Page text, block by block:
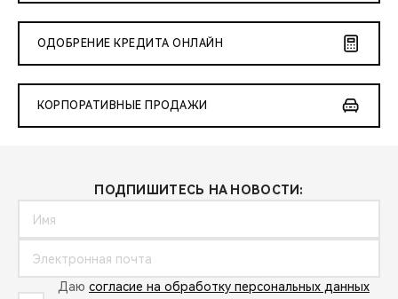
ОДОБРЕНИЕ КРЕДИТА ОНЛАЙН
КОРПОРАТИВНЫЕ ПРОДАЖИ
ПОДПИШИТЕСЬ НА НОВОСТИ:
Даю согласие на обработку персональных данных